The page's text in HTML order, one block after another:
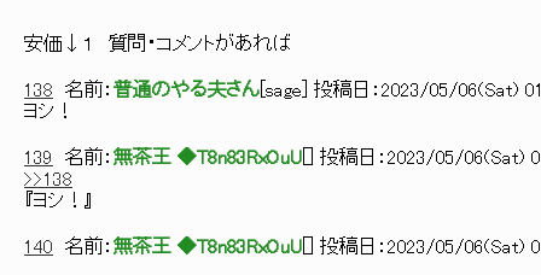
安価↓１ 質問・コメントがあれば
138 名前： 普通のやる夫さん sage ] 投稿日： 2023/05/06(Sat)
ヨシ！
139 名前： 無茶王 ◆T8n83RxOuU ] 投稿日： 2023/05/06(Sat)
>>138
『ヨシ！』
140 名前： 無茶王 ◆T8n83RxOuU ] 投稿日： 2023/05/06(Sat)